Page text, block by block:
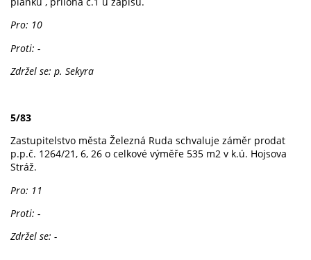
Pro: 10
Proti: -
Zdržel se: p. Sekyra
5/83
Zastupitelstvo města Železná Ruda schvaluje záměr prodat
p.p.č. 1264/21, 6, 26 o celkové výměře 535 m2 v k.ú. Hojsova
Stráž.
Pro: 11
Proti: -
Zdržel se: -